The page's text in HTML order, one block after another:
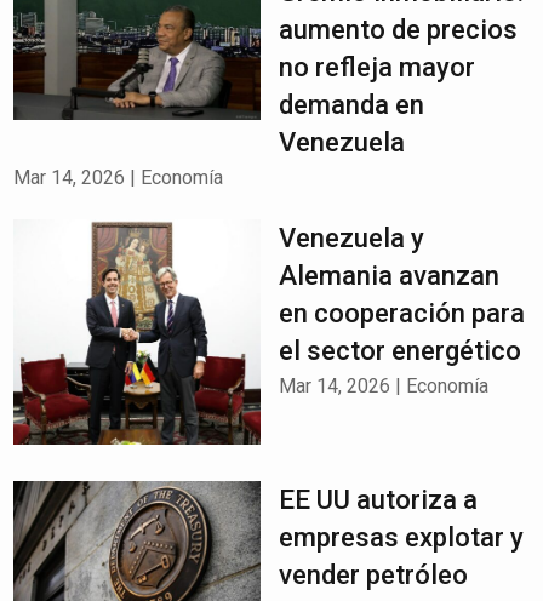
aumento de precios
no refleja mayor
demanda en
Venezuela
Mar 14, 2026 | Economía
Venezuela y
Alemania avanzan
en cooperación para
el sector energético
Mar 14, 2026 | Economía
EE UU autoriza a
empresas explotar y
vender petróleo